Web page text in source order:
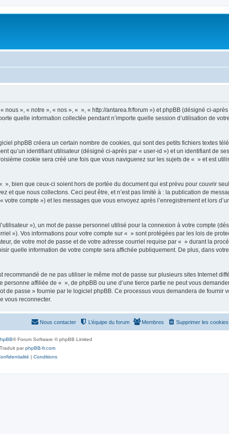
», « notre », « nos », « », « http://antarea.fr/forum ») et phpBB (désigné ci-
quelle information collectée pendant n’importe quelle session d’utilisation de
phpBB créera un certain nombre de cookies, qui sont des petits fichiers textes
qu’un identifiant utilisateur (désigné ci-après par « user-id ») et un identifiant de
cookie sera créé une fois que vous naviguerez sur les sujets de « » et est
bien que ceux-ci soient hors de portée du document qui est prévu pour couvrir
que nous collectons. Ceci peut être, et n’est pas limité à : la publication de
compte ») et les messages que vous envoyez après l’enregistrement et lors
»), un mot de passe personnel utilisé pour la connexion à votre compte
»). Vos informations pour votre compte sur « » sont protégées par les lois de
de votre mot de passe et de votre adresse courriel requise par « » durant la
quelle information de votre compte sera affichée publiquement. De plus, dans
de ne pas utiliser le même mot de passe sur plusieurs sites Internet
affiliée de « », de phpBB ou une d’une tierce partie ne peut vous
passe » fournie par le logiciel phpBB. Ce processus vous demandera de fournir
vous reconnecter.
Supprimer les cookies
Membres
L’équipe du forum
Nous contacter
® Forum Software © phpBB Limited
Traduit parphpBB-fr.com
| Conditions